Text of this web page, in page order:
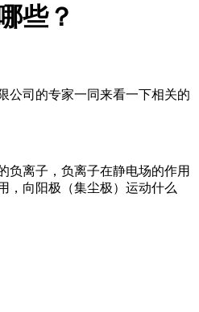
些？
公司的专家一同来看一下相关的
负离子，负离子在静电场的作用
，向阳极（集尘极）运动什么